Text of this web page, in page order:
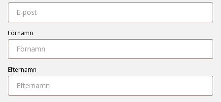
Förnamn
Efternamn